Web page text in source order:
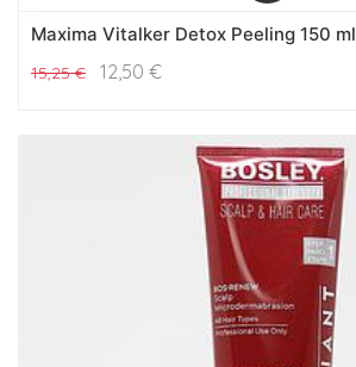
Maxima Vitalker Detox Peeling 150 ml
15,25€ 12,50 €